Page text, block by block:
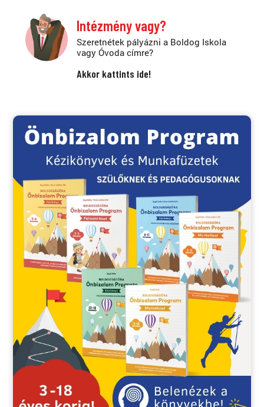
Intézmény vagy?
Szeretnétek pályázni a Boldog Iskola
vagy Óvoda címre?
Akkor kattints ide!